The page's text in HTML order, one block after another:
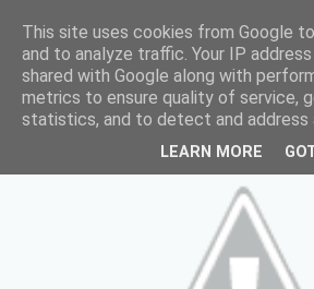
This site uses cookies from Google
and to analyze traffic. Your IP
shared with Google along with
metrics to ensure quality of service,
statistics, and to detect and address
LEARN MORE